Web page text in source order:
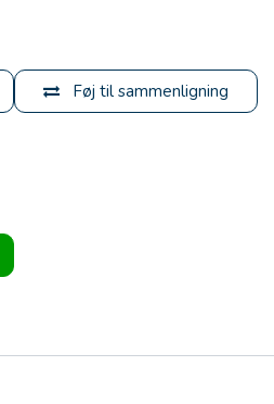
Føj til sammenligning